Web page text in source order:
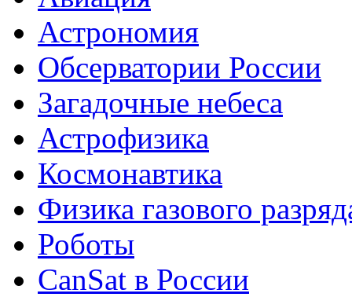
Астрономия
Обсерватории России
Загадочные небеса
Астрофизика
Космонавтика
Физика газового
Роботы
CanSat в России